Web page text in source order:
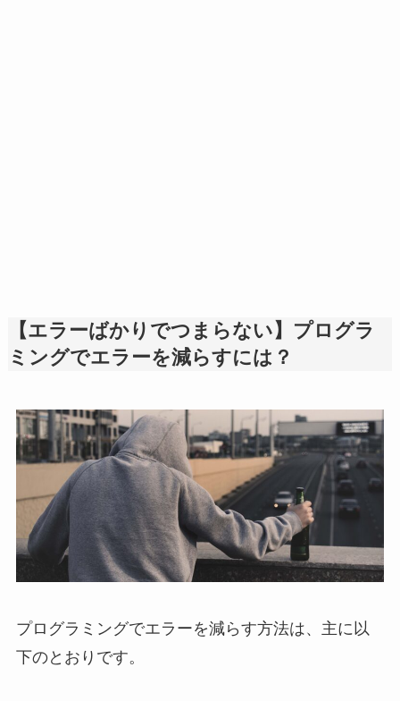
【エラーばかりでつまらない】プログラ
ミングでエラーを減らすには？
プログラミングでエラーを減らす方法は、主に以
下のとおりです。